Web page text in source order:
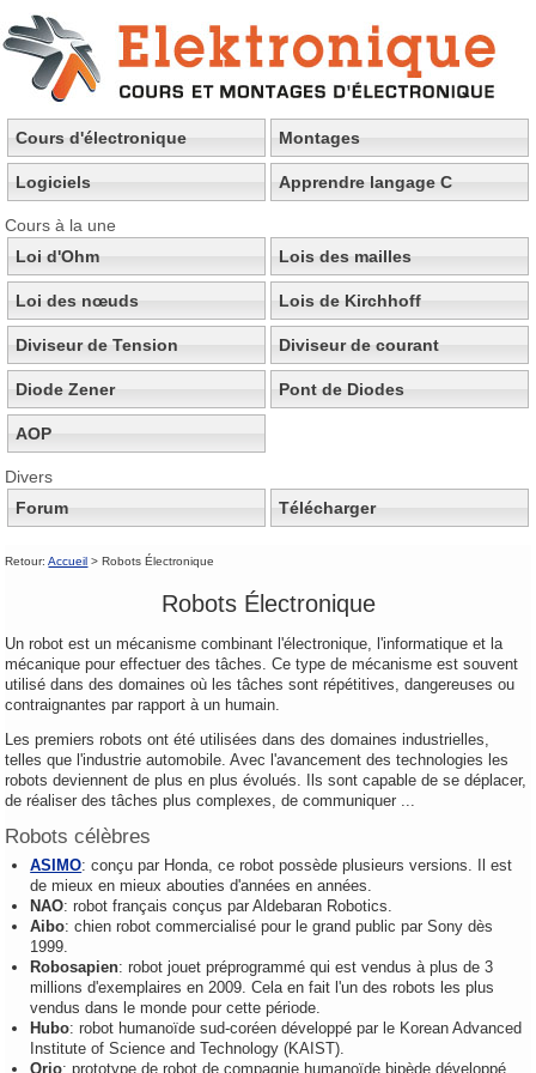
Cours d'électronique Montages
Logiciels Apprendre langage C
Cours à la une
Loi d'Ohm
Lois des mailles
Loi des nœuds Lois de Kirchhoff
Diviseur de Tension Diviseur de courant
Diode Zener Pont de Diodes
AOP
Divers
Forum
Télécharger
Retour:Accueil > Robots Électronique
Robots Électronique
Un robot est un mécanisme combinant l'électronique, l'informatique et la
mécanique pour effectuer des tâches. Ce type de mécanisme est souvent
utilisé dans des domaines où les tâches sont répétitives, dangereuses ou
contraignantes par rapport à un humain.
Les premiers robots ont été utilisées dans des domaines industrielles,
telles que l'industrie automobile. Avec l'avancement des technologies les
robots deviennent de plus en plus évolués. Ils sont capable de se déplacer,
de réaliser des tâches plus complexes, de communiquer ...
Robots célèbres
ASIMO: conçu par Honda, ce robot possède plusieurs versions. Il est
de mieux en mieux abouties d'années en années.
NAO: robot français conçus par Aldebaran Robotics.
Aibo: chien robot commercialisé pour le grand public par Sony dès
1999.
Robosapien: robot jouet préprogrammé qui est vendus à plus de 3
millions d'exemplaires en 2009. Cela en fait l'un des robots les plus
vendus dans le monde pour cette période.
Hubo: robot humanoïde sud-coréen développé par le Korean Advanced
Institute of Science and Technology (KAIST).
Qrio: prototype de robot de compagnie humanoïde bipède développé